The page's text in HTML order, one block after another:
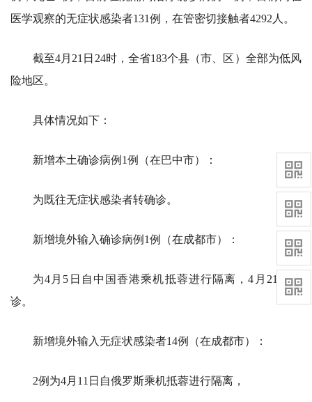
医学观察的无症状感染者131例，在管密切接触者4292人。
截至4月21日24时，全省183个县（市、区）全部为低风
险地区。
具体情况如下：
新增本土确诊病例1例（在巴中市）：
为既往无症状感染者转确诊。
新增境外输入确诊病例1例（在成都市）：
为4月5日自中国香港乘机抵蓉进行隔离，4月21日确
诊。
新增境外输入无症状感染者14例（在成都市）：
2例为4月11日自俄罗斯乘机抵蓉进行隔离，